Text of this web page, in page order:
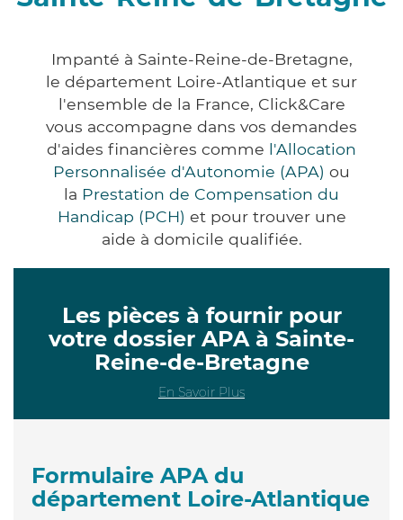
Impanté à Sainte-Reine-de-Bretagne,
le département Loire-Atlantique et sur
l'ensemble de la France, Click&Care
vous accompagne dans vos demandes
d'aides financières comme l'Allocation
Personnalisée d'Autonomie (APA) ou
la Prestation de Compensation du
Handicap (PCH) et pour trouver une
aide à domicile qualifiée.
Les pièces à fournir pour
votre dossier APA à Sainte-
Reine-de-Bretagne
En Savoir Plus
Formulaire APA du
département Loire-Atlantique